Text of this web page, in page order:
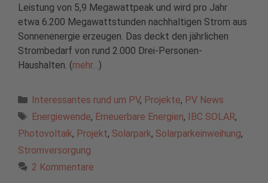
Leistung von 5,9 Megawattpeak und wird pro Jahr
etwa 6.200 Megawattstunden nachhaltigen Strom aus
Sonnenenergie erzeugen. Das deckt den jährlichen
Strombedarf von rund 2.000 Drei-Personen-
Haushalten. (mehr…)
Kategorien
Interessantes rund um PV, Projekte, PV News
Schlagwörter
Energiewende, Erneuerbare Energien, IBC SOLAR,
Photovoltaik, Projekt, Solarpark, Solarparkeinweihung,
Stromversorgung
2 Kommentare